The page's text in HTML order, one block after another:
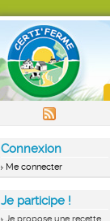
Connexion
Me connecter
Je participe !